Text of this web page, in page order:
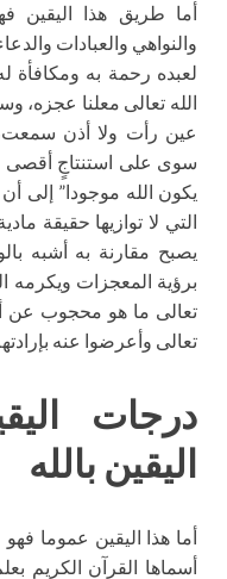
أما طريق هذا اليقين
والنواهي والعبادات
لعبده رحمة به
الله تعالى معلنا عجزه،
عين رأت ولا أذن
سوى على استنتاجٍ أقصى
يكون الله موجودا” إلى
التي لا توازيها حقيقة
يصبح مقارنة به أشبه
برؤية المعجزات ويكرمه
تعالى ما هو محجوب عن
تعالى وأعرضوا عنه
درجات
اليقين بالله
أما هذا اليقين عموما
أسماها القرآن الكريم